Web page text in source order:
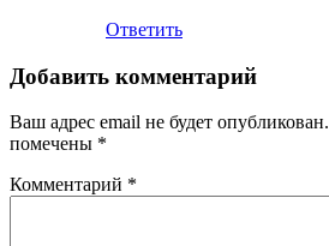
Ответить
Добавить комментарий
Ваш адрес email не будет опубликован.
помечены *
Комментарий *